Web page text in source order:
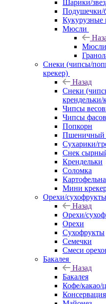
Шарики/
Подушечки/
Кукурузные
Мюсли
Мюсли
Снеки (чипсы/
крекер)
Назад
Снеки
крендельки/
Чипсы
Чипсы
Попкорн
Пшеничный
Сухарики/
Снек
Крендельки
Соломка
Мини
Орехи/
Назад
Орехи/
Орехи
Сухофрукты
Семечки
Смеси
Бакалея
Назад
Бакалея
Кофе/какао/